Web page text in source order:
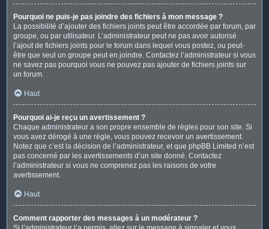
Pourquoi ne puis-je pas joindre des fichiers à mon message ?
La possibilité d’ajouter des fichiers joints peut être accordée par forum, par
groupe, ou par utilisateur. L’administrateur peut ne pas avoir autorisé
l’ajout de fichiers joints pour le forum dans lequel vous postez, ou peut-
être que seul un groupe peut en joindre. Contactez l’administrateur si vous
ne savez pas pourquoi vous ne pouvez pas ajouter de fichiers joints sur
un forum.
Haut
Pourquoi ai-je reçu un avertissement ?
Chaque administrateur a son propre ensemble de règles pour son site. Si
vous avez dérogé à une règle, vous pouvez recevoir un avertissement.
Notez que c’est la décision de l’administrateur, et que phpBB Limited n’est
pas concerné par les avertissements d’un site donné. Contactez
l’administrateur si vous ne comprenez pas les raisons de votre
avertissement.
Haut
Comment rapporter des messages à un modérateur ?